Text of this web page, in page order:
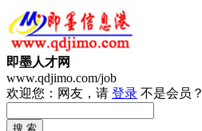
即墨人才网
www.qdjimo.com/job
欢迎您：网友，请 登录 不是会员？